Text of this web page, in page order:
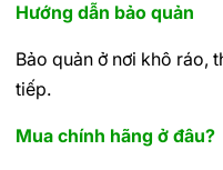
Hướng dẫn bảo quản
Bảo quản ở nơi khô ráo,
tiếp.
Mua chính hãng ở đâu?